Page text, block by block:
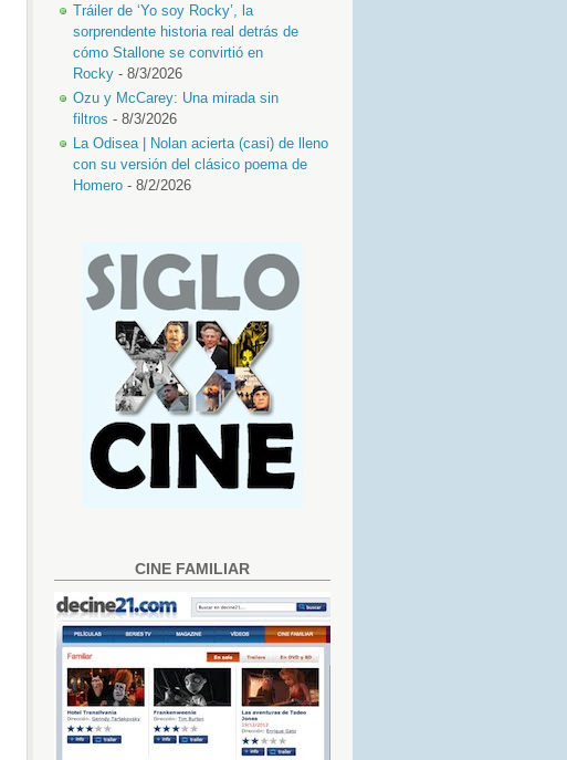
Tráiler de ‘Yo soy Rocky’, la
sorprendente historia real detrás de
cómo Stallone se convirtió en
Rocky- 8/3/2026
Ozu y McCarey: Una mirada sin
filtros - 8/3/2026
La Odisea | Nolan acierta (casi) de lleno
con su versión del clásico poema de
Homero- 8/2/2026
CINE FAMILIAR